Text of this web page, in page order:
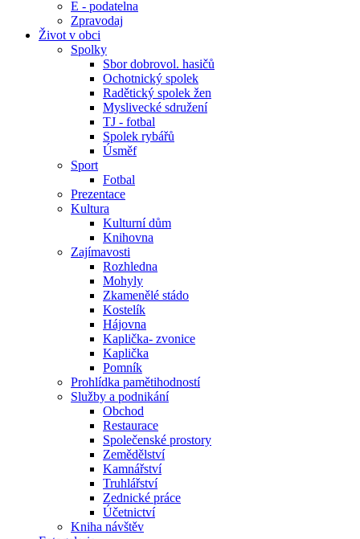
E - podatelna
Zpravodaj
Život v obci
Spolky
Sbor dobrovol. hasičů
Ochotnický spolek
Radětický spolek žen
Myslivecké sdružení
TJ - fotbal
Spolek rybářů
Úsměf
Sport
Fotbal
Prezentace
Kultura
Kulturní dům
Knihovna
Zajímavosti
Rozhledna
Mohyly
Zkamenělé stádo
Kostelík
Hájovna
Kaplička- zvonice
Kaplička
Pomník
Prohlídka pamětihodností
Služby a podnikání
Obchod
Restaurace
Společenské prostory
Zemědělství
Kamnářství
Truhlářství
Zednické práce
Účetnictví
Kniha návštěv